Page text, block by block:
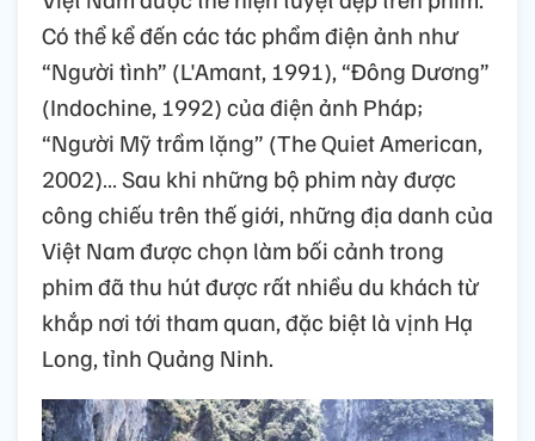
Có thể kể đến các tác phẩm điện ảnh như
“Người tình” (L'Amant, 1991), “Đông Dương”
(Indochine, 1992) của điện ảnh Pháp;
“Người Mỹ trầm lặng” (The Quiet American,
2002)… Sau khi những bộ phim này được
công chiếu trên thế giới, những địa danh của
Việt Nam được chọn làm bối cảnh trong
phim đã thu hút được rất nhiều du khách từ
khắp nơi tới tham quan, đặc biệt là vịnh Hạ
Long, tỉnh Quảng Ninh.